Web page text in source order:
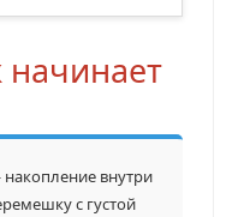
внутри
с густой